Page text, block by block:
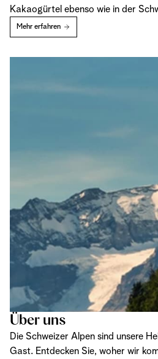
Kakaogürtel ebenso wie in der
Mehr erfahren
Über uns
Die Schweizer Alpen sind unsere
Gast. Entdecken Sie, woher wir